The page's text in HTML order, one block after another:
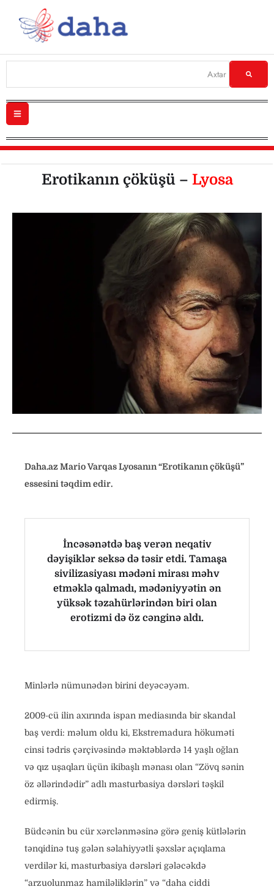
Erotikanın çöküşü – Lyosa
Daha.az Mario Varqas Lyosanın “Erotikanın çöküşü”
essesini təqdim edir.
İncəsənətdə baş verən neqativ
dəyişiklər seksə də təsir etdi. Tamaşa
sivilizasiyası mədəni mirası məhv
etməklə qalmadı, mədəniyyətin ən
yüksək təzahürlərindən biri olan
erotizmi də öz cənginə aldı.
Minlərlə nümunədən birini deyəcəyəm.
2009-cü ilin axırında ispan mediasında bir skandal
baş verdi: məlum oldu ki, Ekstremadura hökuməti
cinsi tədris çərçivəsində məktəblərdə 14 yaşlı oğlan
və qız uşaqları üçün ikibaşlı mənası olan “Zövq sənin
öz əllərindədir” adlı masturbasiya dərsləri təşkil
edirmiş.
Büdcənin bu cür xərclənməsinə görə geniş kütlələrin
tənqidinə tuş gələn səlahiyyətli şəxslər açıqlama
verdilər ki, masturbasiya dərsləri gələcəkdə
“arzuolunmaz hamiləliklərin” və “daha ciddi